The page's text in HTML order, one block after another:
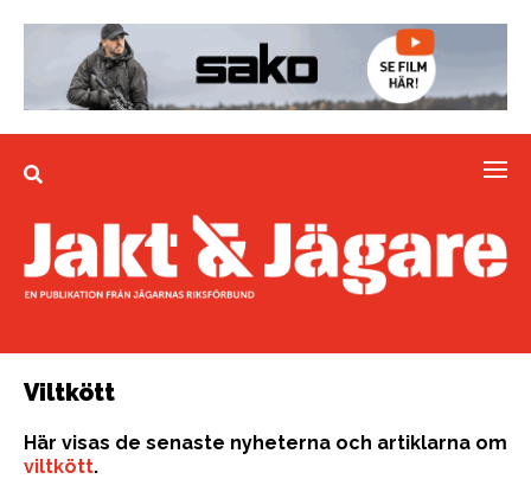
Viltkött
Här visas de senaste nyheterna och artiklarna om
viltkött.